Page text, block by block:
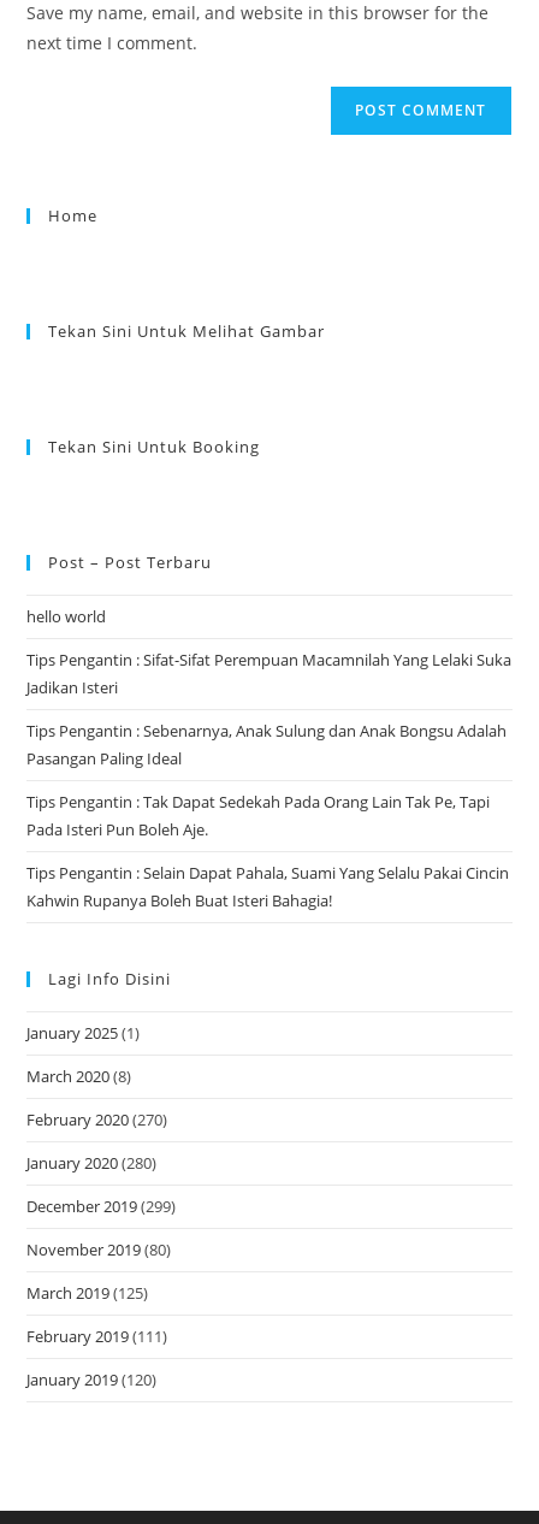
Save my name, email, and website in this browser for the
next time I comment.
Home
Tekan Sini Untuk Melihat Gambar
Tekan Sini Untuk Booking
Post – Post Terbaru
hello world
Tips Pengantin : Sifat-Sifat Perempuan Macamnilah Yang Lelaki Suka
Jadikan Isteri
Tips Pengantin : Sebenarnya, Anak Sulung dan Anak Bongsu Adalah
Pasangan Paling Ideal
Tips Pengantin : Tak Dapat Sedekah Pada Orang Lain Tak Pe, Tapi
Pada Isteri Pun Boleh Aje.
Tips Pengantin : Selain Dapat Pahala, Suami Yang Selalu Pakai Cincin
Kahwin Rupanya Boleh Buat Isteri Bahagia!
Lagi Info Disini
January 2025(1)
March 2020(8)
February 2020(270)
January 2020(280)
December 2019(299)
November 2019(80)
March 2019(125)
February 2019(111)
January 2019(120)